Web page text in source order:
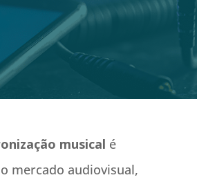
musical é
mercado audiovisual,